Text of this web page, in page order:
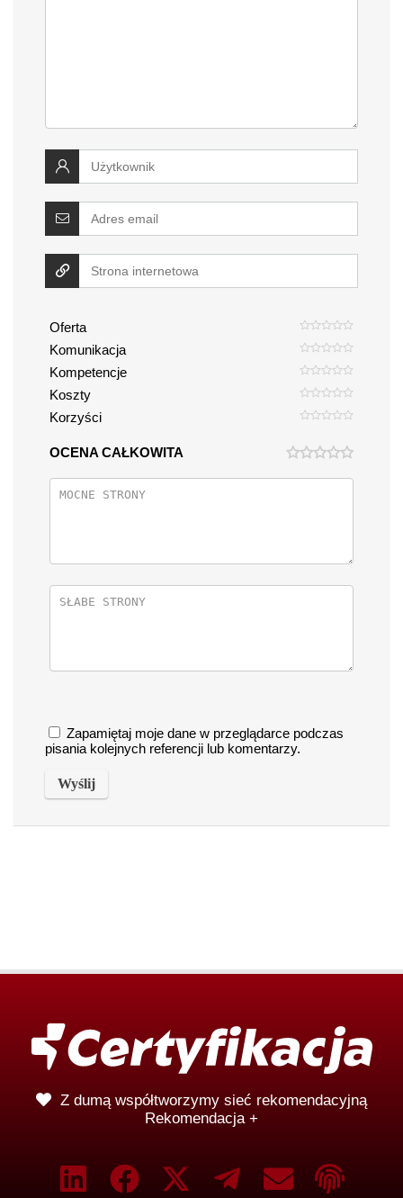
Oferta
Komunikacja
Kompetencje
Koszty
Korzyści
OCENA CAŁKOWITA
Zapamiętaj moje dane w przeglądarce podczas
pisania kolejnych referencji lub komentarzy.
Z dumą współtworzymy sieć rekomendacyjną
Rekomendacja +